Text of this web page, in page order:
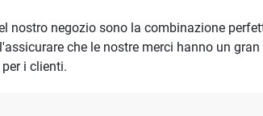
nostro negozio sono la combinazione
che le nostre merci hanno un
i clienti.